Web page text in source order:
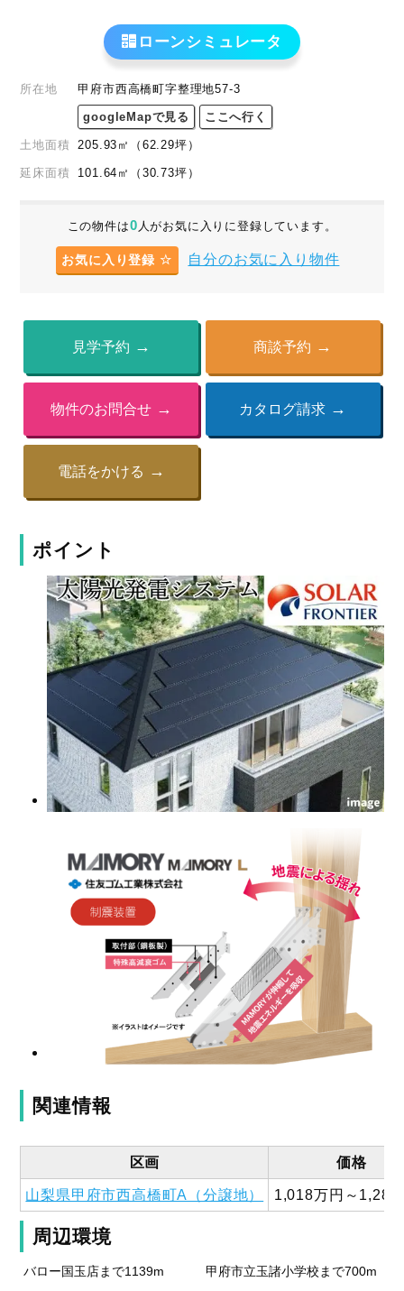
ローンシミュレータ
所在地 甲府市西高橋町字整理地57-3
googleMapで見る ここへ行く
土地面積 205.93 ㎡ （62.29坪 ）
延床面積 101.64㎡ （30.73坪）
この物件は0 人がお気に入りに登録しています。
お気に入り登録 自分のお気に入り物件
見学予約 商談予約
物件のお問合せ カタログ請求
電話をかける
ポイント
関連情報
区画 価格
山梨県甲府市西高橋町A（分譲地） 1,018万円 ～ 1,288
周辺環境
バロー国玉店まで1139m
甲府市立玉諸小学校まで700m